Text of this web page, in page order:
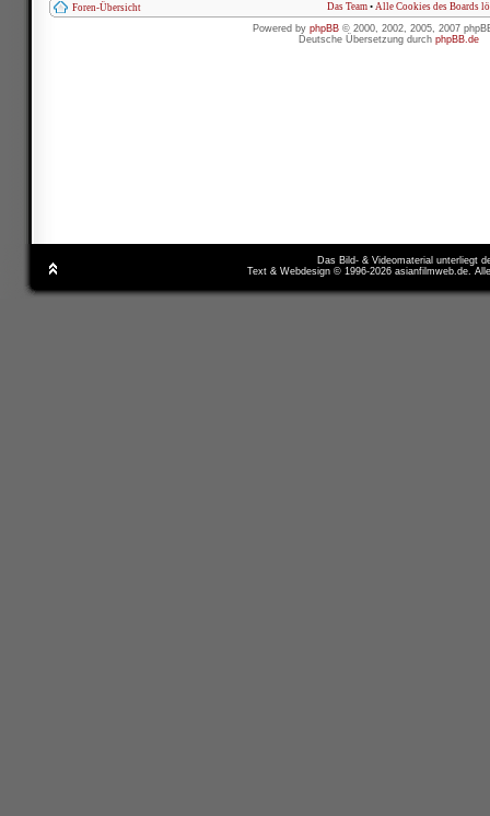
Foren-Übersicht Das Team • Alle Cookies des Boards
Powered by phpBB © 2000, 2002, 2005, 2007
Deutsche Übersetzung durch phpBB.de
Das Bild- & Videomaterial unterliegt
Text & Webdesign © 1996-2026 asianfilmweb.de.